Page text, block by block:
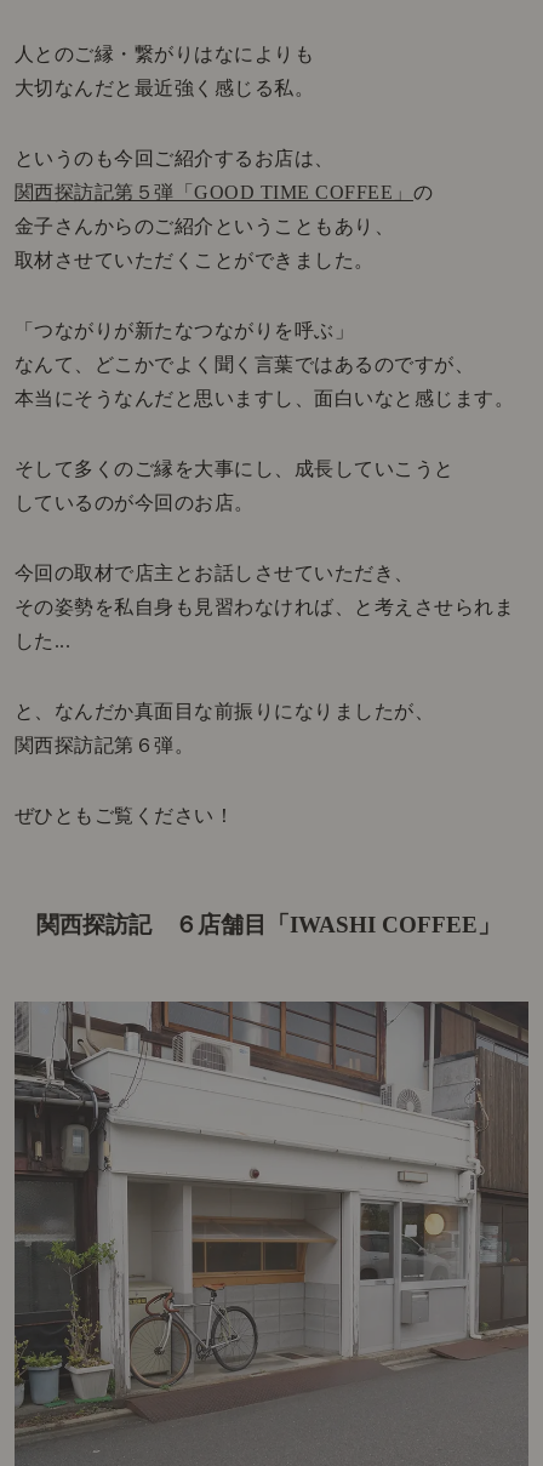
人とのご縁・繋がりはなによりも
大切なんだと最近強く感じる私。
というのも今回ご紹介するお店は、
関西探訪記第５弾「GOOD TIME COFFEE」 の
金子さんからのご紹介ということもあり、
取材させていただくことができました。
「つながりが新たなつながりを呼ぶ」
なんて、どこかでよく聞く言葉ではあるのですが、
本当にそうなんだと思いますし、面白いなと感じます。
そして多くのご縁を大事にし、成長していこうと
しているのが今回のお店。
今回の取材で店主とお話しさせていただき、
その姿勢を私自身も見習わなければ、と考えさせられま
した...
と、なんだか真面目な前振りになりましたが、
関西探訪記第６弾。
ぜひともご覧ください！
関西探訪記 ６店舗目「IWASHI COFFEE」